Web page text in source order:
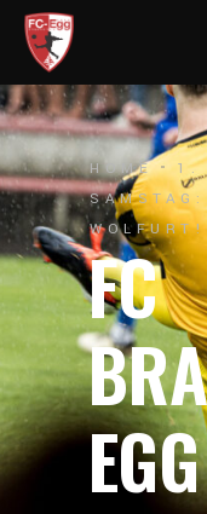
HOME
1.
WOLFURT!
FC
EGG